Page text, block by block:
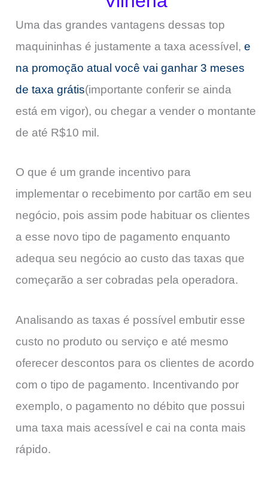
Uma das grandes vantagens dessas top
maquininhas é justamente a taxa acessível, e
na promoção atual você vai ganhar 3 meses
de taxa grátis(importante conferir se ainda
está em vigor), ou chegar a vender o montante
de até R$10 mil.
O que é um grande incentivo para
implementar o recebimento por cartão em seu
negócio, pois assim pode habituar os clientes
a esse novo tipo de pagamento enquanto
adequa seu negócio ao custo das taxas que
começarão a ser cobradas pela operadora.
Analisando as taxas é possível embutir esse
custo no produto ou serviço e até mesmo
oferecer descontos para os clientes de acordo
com o tipo de pagamento. Incentivando por
exemplo, o pagamento no débito que possui
uma taxa mais acessível e cai na conta mais
rápido.